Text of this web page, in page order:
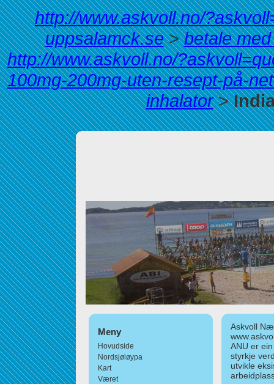
http://www.askvoll.no/
uppsalamck.se>betale
http://www.askvoll.no/
100mg-200mg-uten-resept-på-
inhalator>
Meny
Hovudside
Nordsjøløypa
Kart
Været
Askvoll
ANU er
styrkje
utvikle